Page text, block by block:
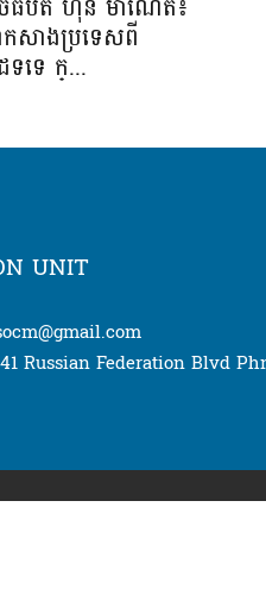
កសាងប្រទេសពី
ទទេ ក្...
UNIT
Russian Federation Blvd